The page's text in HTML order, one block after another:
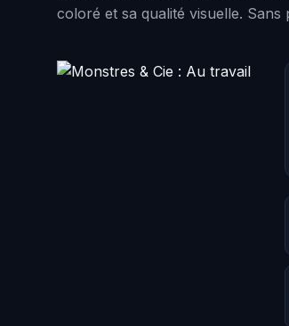
coloré et sa qualité visuelle.